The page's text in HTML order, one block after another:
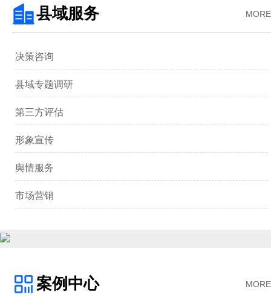
著‌
MORE
县域服务
决策咨询
县域专题调研
第三方评估
形象宣传
舆情服务
市场营销
MORE
案例中心